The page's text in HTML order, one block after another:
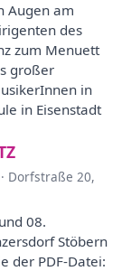
Augen am
des
zum Menuett
großer
in
in Eisenstadt
· Dorfstraße 20,
08.
Stöbern
der PDF-Datei: